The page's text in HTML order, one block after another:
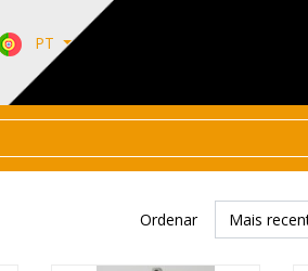
PT
Ordenar